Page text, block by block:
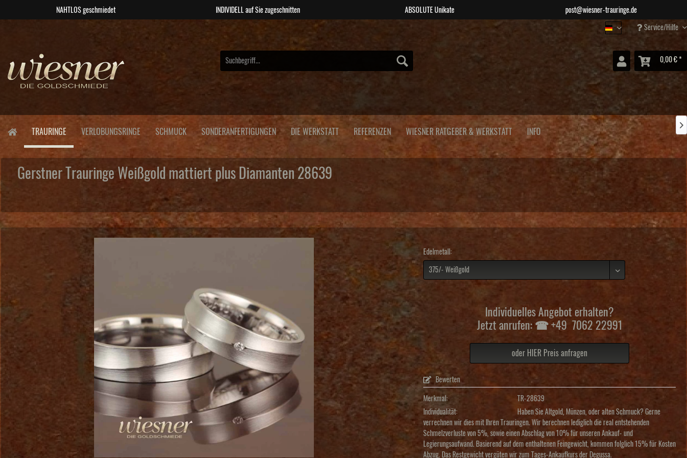
NAHTLOS geschmiedet INDIVIDELL auf Sie zugeschnitten ABSOLUTE Unikate post@wiesner-trauringe.de
Wiesner SchmuckService/Hilfe
0,00 € *
TRAURINGE VERLOBUNGSRINGE SCHMUCK SONDERANFERTIGUNGEN DIE WERKSTATT REFERENZEN WIESNER RATGEBER & WERKSTATT INFO

Gerstner Trauringe Weißgold mattiert plus Diamanten 28639
Edelmetall:
Individuelles Angebot erhalten?
Jetzt anrufen: ☎ +49 7062 22991
oder HIER Preis anfragen
Bewerten
Merkmal:
TR-28639
Individualität:
Haben Sie Altgold, Münzen, oder alten Schmuck? Gerne
verrechnen wir dies mit Ihren Trauringen. Wir berechnen lediglich die real entstehenden
Schmelzverluste von 5%, sowie einen Abschlag von 10% für unseren Ankauf- und
Legierungsaufwand. Basierend auf dem enthaltenen Feingewicht, kommen folglich 15% für Kosten
Abzug. Das Restgewicht vergüten wir zum Tages-Ankaufkurs der Degussa.